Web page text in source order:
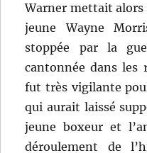
Warner mettait alors
jeune Wayne
stoppée par la
cantonnée dans les
fut très vigilante
qui aurait laissé
jeune boxeur et
déroulement de